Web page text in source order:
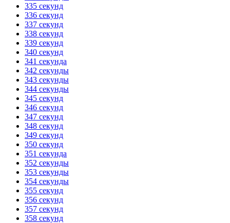
335 секунд
336 секунд
337 секунд
338 секунд
339 секунд
340 секунд
341 секунда
342 секунды
343 секунды
344 секунды
345 секунд
346 секунд
347 секунд
348 секунд
349 секунд
350 секунд
351 секунда
352 секунды
353 секунды
354 секунды
355 секунд
356 секунд
357 секунд
358 секунд